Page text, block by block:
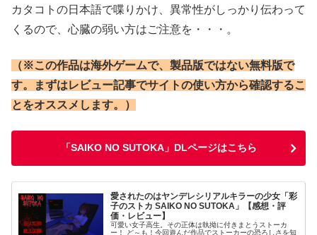
カタコトの日本語で喋りかけ、異常性がしっかり伝わって
くるので、心臓の弱い方はご注意を・・・。
（※この作品は海外ゲームで、製品版ではない無料版で
す。まずはレビュー記事でサイトの使い方から確認するこ
とをオススメします。）
「SAIKO NO SUTOKA」DLページはこちら
愛されたのはヤンデレシリアルキラーの少女「彩
子のストカ SAIKO NO SUTOKA」【感想・評
価・レビュー】
可愛い女子高生。その正体は執拗に付きまとうストーカ
ー！ ど～も！今回遊んだ作品でストーカーの恐ろしさを知